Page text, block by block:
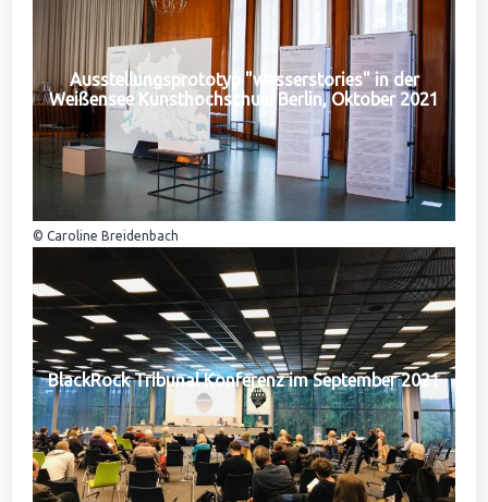
Ausstellungsprototyp "wasserstories" in der
Weißensee Kunsthochschule Berlin, Oktober 2021
© Caroline Breidenbach
BlackRock Tribunal Konferenz im September 2021